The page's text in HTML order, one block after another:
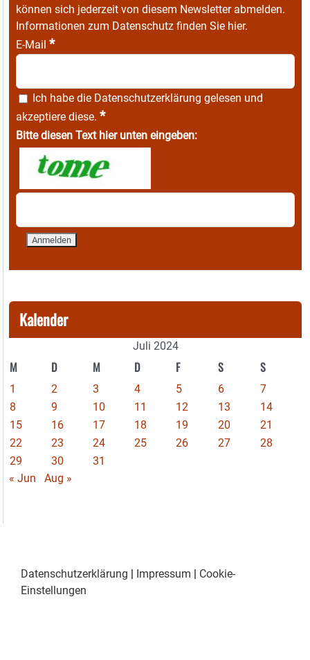
können sich jederzeit von diesem Newsletter abmelden.
Informationen zum Datenschutz finden Sie hier.
E-Mail *
Ich habe die Datenschutzerklärung gelesen und
akzeptiere diese. *
Bitte diesen Text hier unten eingeben:
Kalender
Juli 2024
M D M D F S S
1 2 3 4 5 6
7
8
9 10 11 12 13
14
15
16 17 18 19 20
21
22
23 24 25 26 27
28
29
30
31
« Jun
Aug »
Datenschutzerklärung | Impressum | Cookie-
Einstellungen